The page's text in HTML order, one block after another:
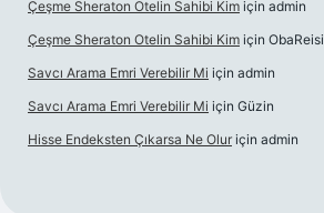
Çeşme Sheraton Otelin Sahibi Kim için admin
Çeşme Sheraton Otelin Sahibi Kim için ObaReisi
Savcı Arama Emri Verebilir Mi için admin
Savcı Arama Emri Verebilir Mi için Güzin
Hisse Endeksten Çıkarsa Ne Olur için admin